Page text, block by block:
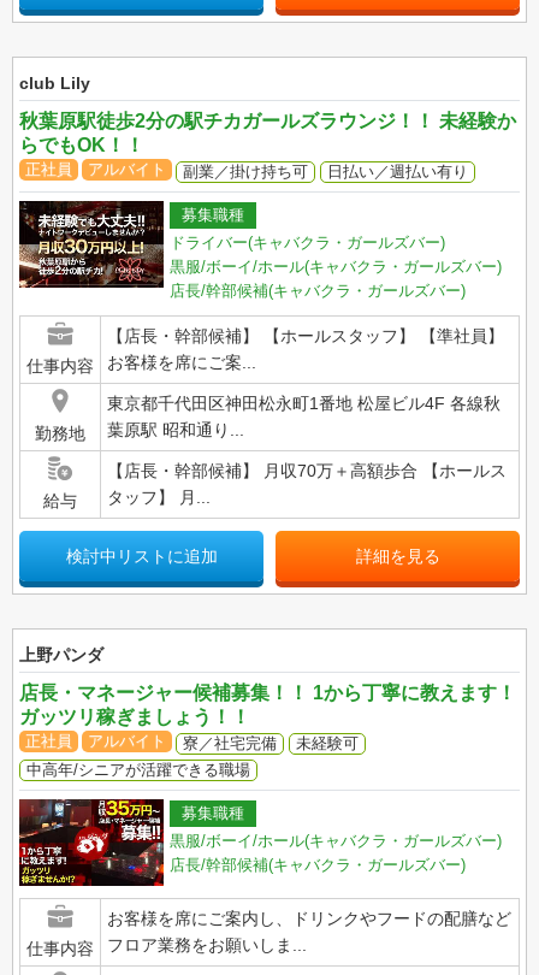
club Lily
秋葉原駅徒歩2分の駅チカガールズラウンジ！！ 未経験か
らでもOK！！
正社員 アルバイト 副業／掛け持ち可 日払い／週払い有り
募集職種
ドライバー(キャバクラ・ガールズバー)
黒服/ボーイ/ホール(キャバクラ・ガールズバー)
店長/幹部候補(キャバクラ・ガールズバー)
仕事内容
【店長・幹部候補】 【ホールスタッフ】 【準社員】
お客様を席にご案...
勤務地
東京都千代田区神田松永町1番地 松屋ビル4F 各線秋
葉原駅 昭和通り...
給与
【店長・幹部候補】 月収70万＋高額歩合 【ホールス
タッフ】 月...
検討中リストに追加 詳細を見る
上野パンダ
店長・マネージャー候補募集！！ 1から丁寧に教えます！
ガッツリ稼ぎましょう！！
正社員 アルバイト 寮／社宅完備
未経験可
中高年/シニアが活躍できる職場
募集職種
黒服/ボーイ/ホール(キャバクラ・ガールズバー)
店長/幹部候補(キャバクラ・ガールズバー)
仕事内容
お客様を席にご案内し、ドリンクやフードの配膳など
フロア業務をお願いしま...